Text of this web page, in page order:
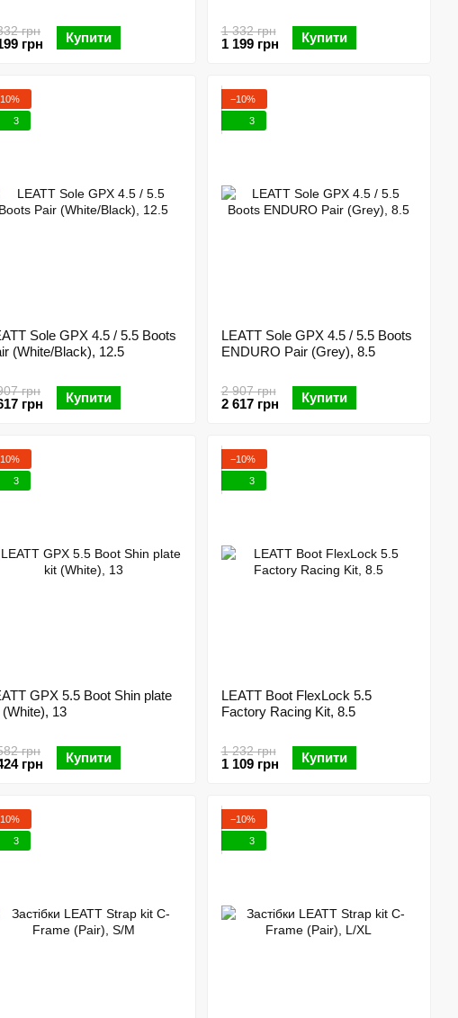
грн
грн Купити 1 332 грн
1 199 грн Купити
3
Sole GPX 4.5 / 5.5 Boots
(White/Black), 12.5
грн
грн Купити
−10%
3
LEATT Sole GPX 4.5 / 5.5 Boots
ENDURO Pair (Grey), 8.5
2 907 грн
2 617 грн Купити
3
GPX 5.5 Boot Shin plate
(White), 13
грн
грн Купити
−10%
3
LEATT Boot FlexLock 5.5
Factory Racing Kit, 8.5
1 232 грн
1 109 грн Купити
3
−10%
3